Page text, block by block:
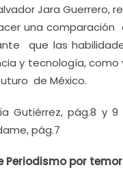
Jara Guerrero,
una
que las
y tecnología,
de México.
Gutiérrez, pág.8 y
pág.7
Periodismo por